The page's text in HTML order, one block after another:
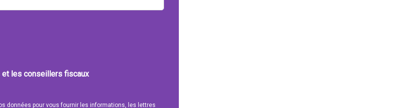
les conseillers fiscaux
données pour vous fournir les informations, les lettres